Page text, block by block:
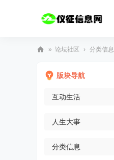
» 论坛社区 › 分类信息
版块导航
互动生活
人生大事
分类信息